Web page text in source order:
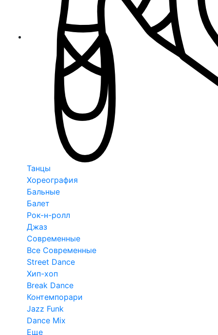
Танцы
Хореография
Бальные
Балет
Рок-н-ролл
Джаз
Современные
Все Современные
Street Dance
Хип-хоп
Break Dance
Контемпорари
Jazz Funk
Dance Mix
Еще